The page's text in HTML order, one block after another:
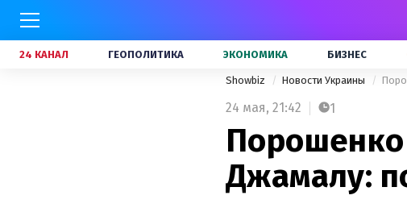
24 КАНАЛ ГЕОПОЛИТИКА ЭКОНОМИКА БИЗНЕС
Showbiz Новости Украины
24 мая, 21:42 1
Джамалу: